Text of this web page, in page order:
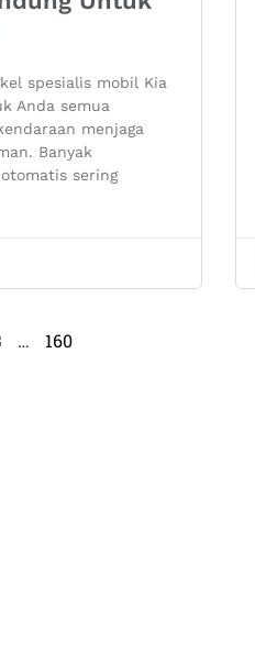
spesialis mobil Kia
Anda semua
menjaga
Banyak
sering
… 160